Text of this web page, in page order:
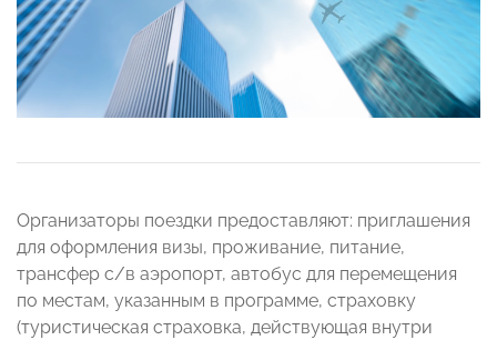
Организаторы поездки предоставляют: приглашения
для оформления визы, проживание, питание,
трансфер с/в аэропорт, автобус для перемещения
по местам, указанным в программе, страховку
(туристическая страховка, действующая внутри